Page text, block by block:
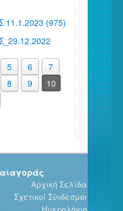
11.1.2023 (975)
5 6
7
8
9
10
Αρχική Σελίδα
Σχετικοί Σύνδεσμοι